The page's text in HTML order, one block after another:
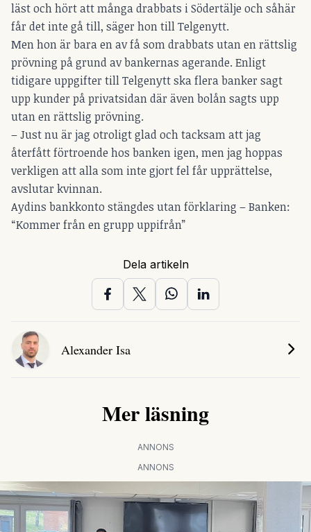
läst och hört att många drabbats i Södertälje och såhär
får det inte gå till, säger hon till Telgenytt.
Men hon är bara en av få som drabbats utan en rättslig
prövning på grund av bankernas agerande. Enligt
tidigare uppgifter till Telgenytt ska flera banker sagt
upp kunder på privatsidan där även bolån sagts upp
utan en rättslig prövning.
– Just nu är jag otroligt glad och tacksam att jag
återfått förtroende hos banken igen, men jag hoppas
verkligen att alla som inte gjort fel får upprättelse,
avslutar kvinnan.
Aydins bankkonto stängdes utan förklaring – Banken:
“Kommer från en grupp uppifrån”
Dela artikeln
Alexander Isa
Mer läsning
ANNONS
ANNONS